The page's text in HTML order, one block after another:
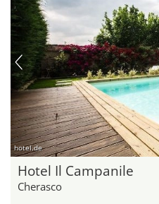
hotel.de
Hotel Il Campanile
Cherasco